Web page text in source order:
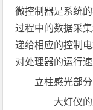
微控制器是系统
过程中的数据采
递给相应的控制
对处理器的运行
立柱感光部分
大灯仪的